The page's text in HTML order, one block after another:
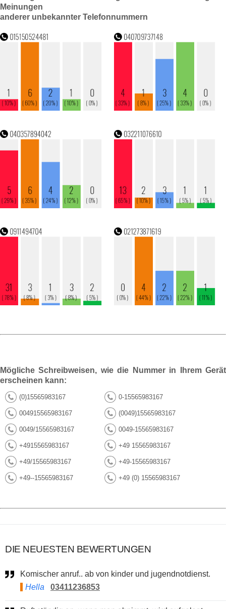
Meinungen
anderer unbekannter Telefonnummern
Mögliche Schreibweisen, wie die Nummer in Ihrem Gerät
erscheinen kann:
(0)15565983167 0-15565983167
004915565983167 (0049)15565983167
0049/15565983167 0049-15565983167
+4915565983167 +49 15565983167
+49/15565983167 +49-15565983167
+49--15565983167 +49 (0) 15565983167
DIE NEUESTEN BEWERTUNGEN
Komischer anruf.. ab von kinder und jugendnotdienst.
Hella
03411236853